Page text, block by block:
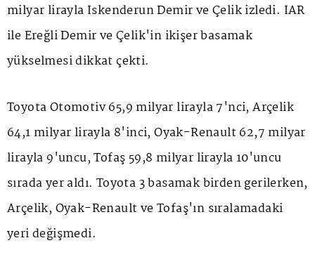
milyar lirayla İskenderun Demir ve Çelik izledi. İAR
ile Ereğli Demir ve Çelik'in ikişer basamak
yükselmesi dikkat çekti.
Toyota Otomotiv 65,9 milyar lirayla 7'nci, Arçelik
64,1 milyar lirayla 8'inci, Oyak-Renault 62,7 milyar
lirayla 9'uncu, Tofaş 59,8 milyar lirayla 10'uncu
sırada yer aldı. Toyota 3 basamak birden gerilerken,
Arçelik, Oyak-Renault ve Tofaş'ın sıralamadaki
yeri değişmedi.